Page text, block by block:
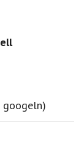
googeln)